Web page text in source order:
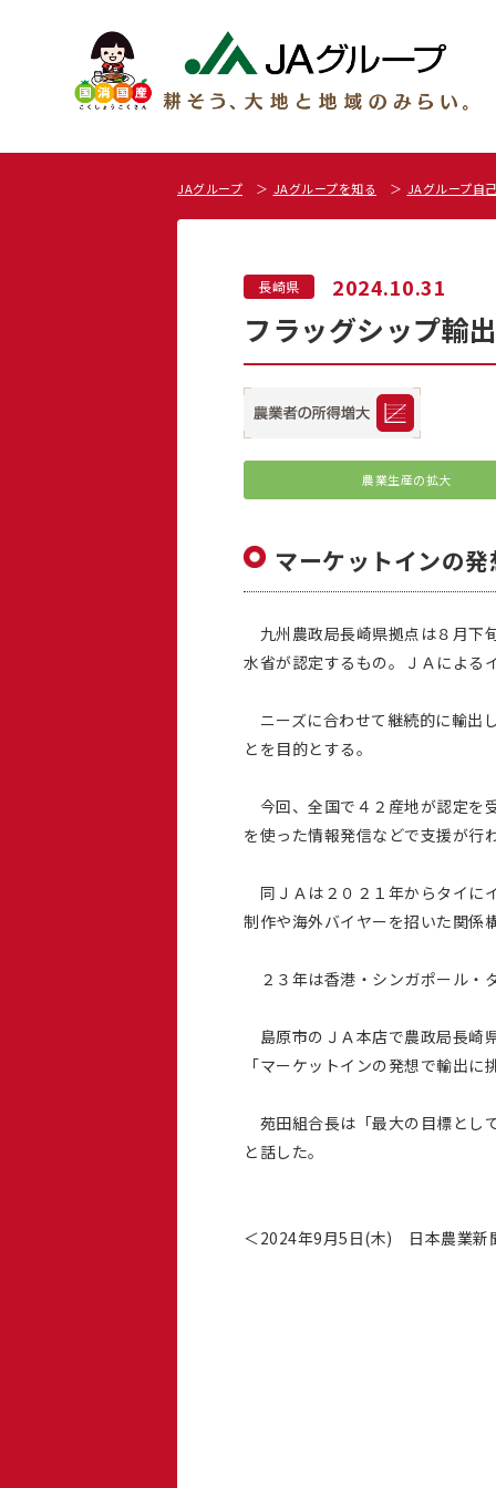
JAグループ JAグループを知る JAグループ自
長崎県 2024.10.31
フラッグシップ輸
農業生産の拡大
マーケットインの
九州農政局長崎県拠点は８月下
水省が認定するもの。ＪＡによる
ニーズに合わせて継続的に輸出
とを目的とする。
今回、全国で４２産地が認定を
を使った情報発信などで支援が行わ
同ＪＡは２０２１年からタイに
制作や海外バイヤーを招いた関係
２３年は香港・シンガポール・
島原市のＪＡ本店で農政局長崎
「マーケットインの発想で輸出
苑田組合長は「最大の目標とし
と話した。
＜2024年9月5日(木) 日本農業